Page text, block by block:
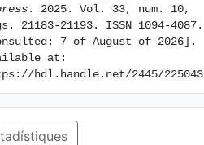
. 2025. Vol. 33, num. 10,
21183-21193. ISSN 1094-4087.
7 of August of 2026].
at:
hdl.handle.net/2445/225043